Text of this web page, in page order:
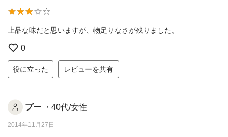
上品な味だと思いますが、物足りなさが残りました。
0
役に立った レビューを共有
プー ・40代/女性
2014年11月27日